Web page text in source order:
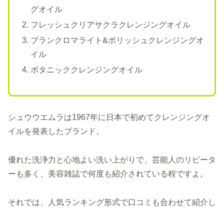
グオイル
フレッシュクリアサクラクレンジングオイル
ブランクロマライト&ポリッシュクレンジングオ
イル
ボタニッククレンジングオイル
シュウウエムラは1967年に日本で初めてクレンジングオ
イルを発表したブランド。
優れた洗浄力と心地よい洗い上がりで、芸能人のリピータ
ーも多く、美容雑誌で何度も紹介されている程ですよ。
それでは、人気ランキング形式で口コミも合わせて紹介し